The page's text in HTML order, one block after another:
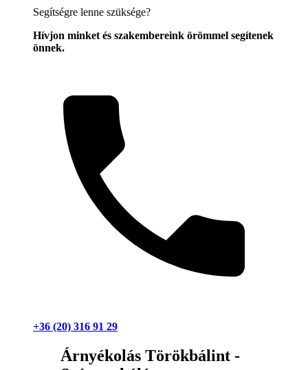
Segítségre lenne szüksége?
Hívjon minket és szakembereink örömmel segítenek
önnek.
+36 (20) 316 91 29
Árnyékolás Törökbálint -